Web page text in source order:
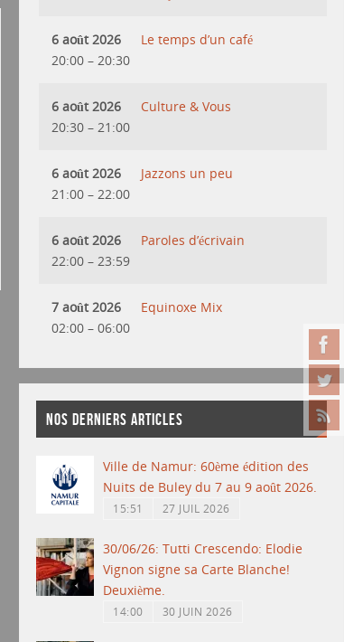
6 août 2026
20:00 – 20:30
Le temps d’un café
6 août 2026
20:30 – 21:00
Culture & Vous
6 août 2026
21:00 – 22:00
Jazzons un peu
6 août 2026
22:00 – 23:59
Paroles d’écrivain
7 août 2026
02:00 – 06:00
Equinoxe Mix
NOS DERNIERS ARTICLES
Ville de Namur: 60ème édition des
Nuits de Buley du 7 au 9 août 2026.
15:51 27 JUIL 2026
30/06/26: Tutti Crescendo: Elodie
Vignon signe sa Carte Blanche!
Deuxième.
14:00 30 JUIN 2026